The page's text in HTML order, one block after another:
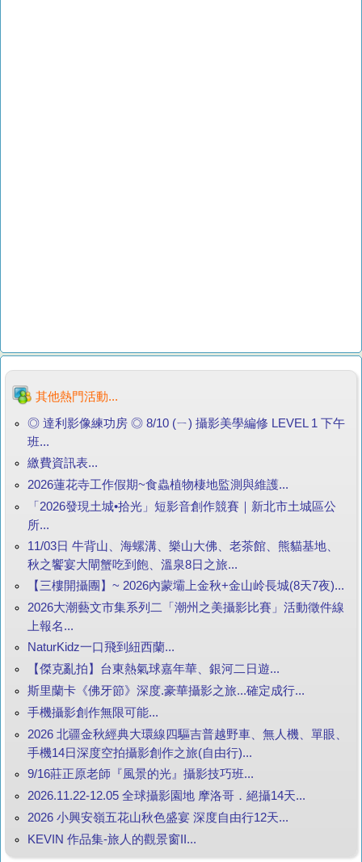
其他熱門活動...
◎ 達利影像練功房 ◎ 8/10 (ㄧ) 攝影美學編修 LEVEL 1 下午
班...
繳費資訊表...
2026蓮花寺工作假期~食蟲植物棲地監測與維護...
「2026發現土城•拾光」短影音創作競賽｜新北市土城區公
所...
11/03日 牛背山、海螺溝、樂山大佛、老茶館、熊貓基地、
秋之饗宴大閘蟹吃到飽、溫泉8日之旅...
【三樓開攝團】~ 2026內蒙壩上金秋+金山岭長城(8天7夜)...
2026大潮藝文市集系列二「潮州之美攝影比賽」活動徵件線
上報名...
NaturKidz一口飛到紐西蘭...
【傑克亂拍】台東熱氣球嘉年華、銀河二日遊...
斯里蘭卡《佛牙節》深度.豪華攝影之旅...確定成行...
手機攝影創作無限可能...
2026 北疆金秋經典大環線四驅吉普越野車、無人機、單眼、
手機14日深度空拍攝影創作之旅(自由行)...
9/16莊正原老師『風景的光』攝影技巧班...
2026.11.22-12.05 全球攝影園地 摩洛哥．絕攝14天...
2026 小興安嶺五花山秋色盛宴 深度自由行12天...
KEVIN 作品集-旅人的觀景窗II...